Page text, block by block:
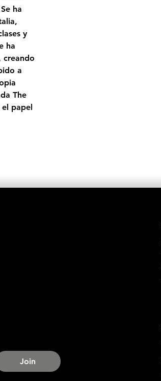
ha
y
ha
creando
a
The
el papel
Join